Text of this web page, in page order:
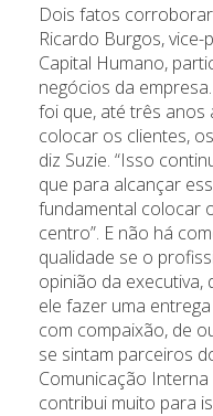
Dois fatos
Ricardo Burgos,
Capital Humano,
negócios da
foi que, até três anos
colocar os clientes,
diz Suzie. “Isso
que para alcançar
fundamental colocar
centro”. E não há
qualidade se o
opinião da
ele fazer uma
com compaixão, de
se sintam parceiros
Comunicação
contribui muito para